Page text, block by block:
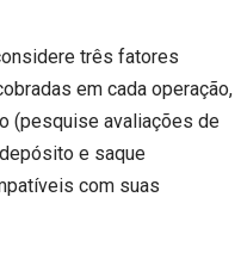
três fatores
em cada operação,
(pesquise avaliações de
e saque
com suas